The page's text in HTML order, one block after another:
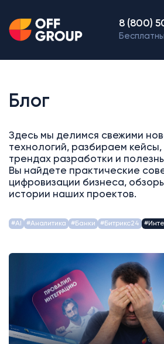
8 (800)
Блог
Здесь мы делимся свежими
технологий, разбираем
трендах разработки и
Вы найдете практические
цифровизации бизнеса,
истории наших проектов.
#AI #Аналитика #Банки #Битрикс24
Интеграции